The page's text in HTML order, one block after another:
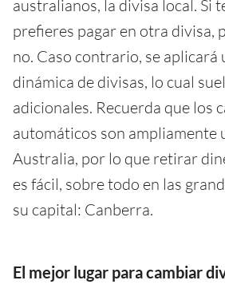
australianos, la divisa local. Si
prefieres pagar en otra divisa,
no. Caso contrario, se aplicará
dinámica de divisas, lo cual
adicionales. Recuerda que los
automáticos son ampliamente
Australia, por lo que retirar
es fácil, sobre todo en las
su capital: Canberra.
El mejor lugar para cambiar